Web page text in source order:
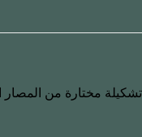
تشكيلة مختارة من المصار